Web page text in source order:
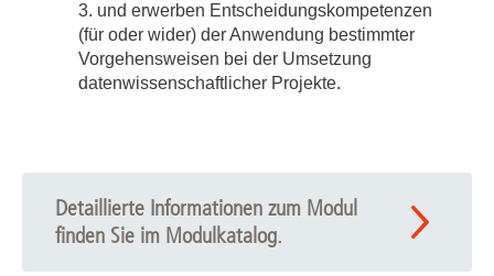
und erwerben Entscheidungskompetenzen
(für oder wider) der Anwendung ­­­­­bestimmter
Vorgehensweisen bei der Umsetzung
datenwissenschaftlicher Projekte.
Detaillierte Informationen zum Modul
finden Sie im Modulkatalog.